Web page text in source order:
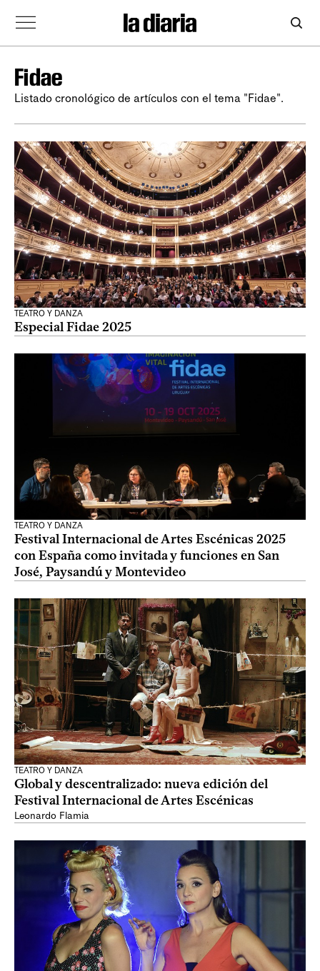
Fidae
Listado cronológico de artículos con el tema "Fidae".
TEATRO Y DANZA
Especial Fidae 2025
TEATRO Y DANZA
Festival Internacional de Artes Escénicas 2025
con España como invitada y funciones en San
José, Paysandú y Montevideo
TEATRO Y DANZA
Global y descentralizado: nueva edición del
Festival Internacional de Artes Escénicas
Leonardo Flamia